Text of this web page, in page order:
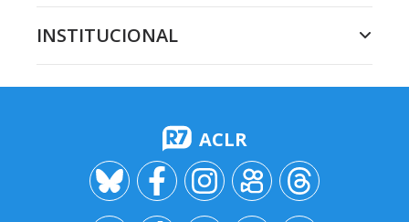
INSTITUCIONAL
ACLR